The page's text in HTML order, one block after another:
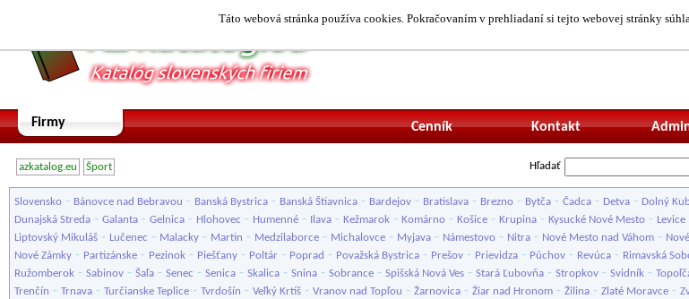
Táto webová stránka používa cookies. Pokračovaním v prehliadaní si tejto webovej stránky
Firmy Kontakt
Cenník
azkatalog.eu Šport Hľadať
Slovensko - Bánovce nad Bebravou - Banská Bystrica - Banská Štiavnica - Bardejov - Bratislava - Brezno - Bytča - Čadca - Detva - Dolný
Dunajská Streda - Galanta - Gelnica - Hlohovec - Humenné - Ilava - Kežmarok - Komárno - Košice - Krupina - Kysucké Nové Mesto - Levice
Liptovský Mikuláš - Lučenec - Malacky - Martin - Medzilaborce - Michalovce - Myjava - Námestovo - Nitra - Nové Mesto nad Váhom -
Nové Zámky - Partizánske - Pezinok - Piešťany - Poltár - Poprad - Považská Bystrica - Prešov - Prievidza - Púchov - Revúca - Rimavská
Ružomberok - Sabinov - Šaľa - Senec - Senica - Skalica - Snina - Sobrance - Spišská Nová Ves - Stará Ľubovňa - Stropkov - Svidník -
Trenčín - Trnava - Turčianske Teplice - Tvrdošín - Veľký Krtíš - Vranov nad Topľou - Žarnovica - Žiar nad Hronom - Žilina - Zlaté Moravce -